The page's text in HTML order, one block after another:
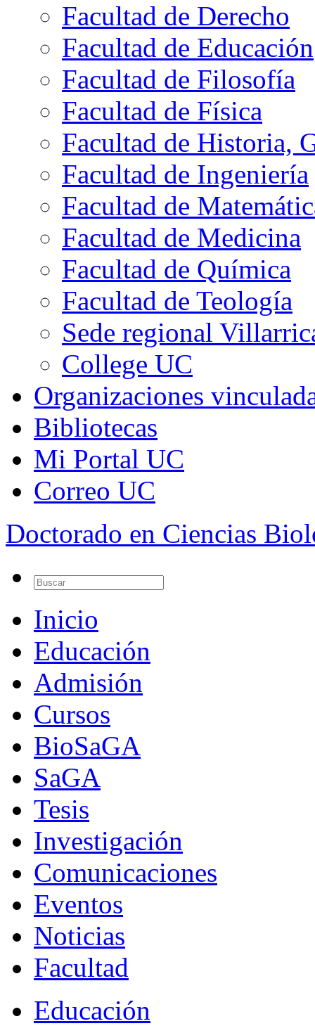
Facultad de Derecho
Facultad de Educación
Facultad de Filosofía
Facultad de Física
Facultad de Historia,
Facultad de Ingeniería
Facultad de
Facultad de Medicina
Facultad de Química
Facultad de Teología
Sede regional
College UC
Organizaciones
Bibliotecas
Mi Portal UC
Correo UC
Doctorado en Ciencias
Inicio
Educación
Admisión
Cursos
BioSaGA
SaGA
Tesis
Investigación
Comunicaciones
Eventos
Noticias
Facultad
Educación